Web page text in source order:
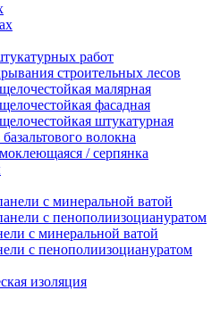
работ
строительных лесов
малярная
фасадная
штукатурная
волокна
/ серпянка
с минеральной ватой
с пенополиизоциануратом
с минеральной ватой
с пенополиизоциануратом
изоляция